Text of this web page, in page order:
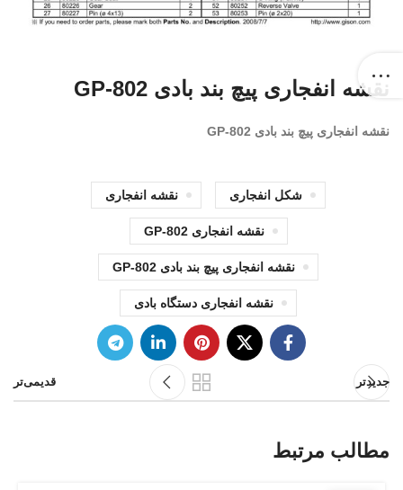
نقشه انفجاری پیچ بند بادی GP-802
نقشه انفجاری پیچ بند بادی GP-802
شکل انفجاری نقشه انفجاری
نقشه انفجاری GP-802
نقشه انفجاری پیچ بند بادی GP-802
نقشه انفجاری دستگاه بادی
جدیدتر قدیمی‌تر
مطالب مرتبط